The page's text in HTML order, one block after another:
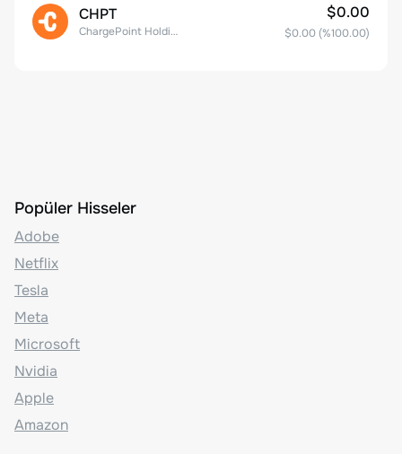
CHPT
ChargePoint Holdings, Inc.
$0.00
$0.00 (%100.00)
Popüler Hisseler
Adobe
Netflix
Tesla
Meta
Microsoft
Nvidia
Apple
Amazon